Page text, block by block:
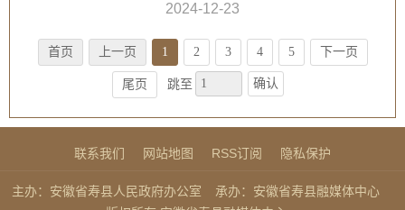
2024-12-23
首页 上一页 1 2 3 4 5 下一页
尾页 跳至 确认
联系我们 网站地图 RSS订阅 隐私保护
主办：安徽省寿县人民政府办公室
承办：安徽省寿县融媒体中心